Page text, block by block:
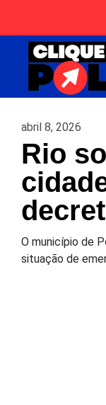
abril 8, 2026
Rio
O município de
situação de